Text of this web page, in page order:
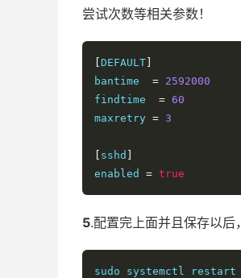
尝试次数等相关参数！
DEFAULT
bantime = 2592000
findtime = 60
maxretry = 3
sshd
enabled = true
5.配置完上面并且保存以后
sudo systemctl restart